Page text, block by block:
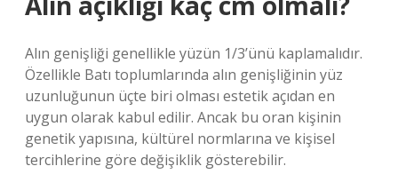
Alın genişliği genellikle yüzün 1/3’ünü kaplamalıdır.
Özellikle Batı toplumlarında alın genişliğinin yüz
uzunluğunun üçte biri olması estetik açıdan en
uygun olarak kabul edilir. Ancak bu oran kişinin
genetik yapısına, kültürel normlarına ve kişisel
tercihlerine göre değişiklik gösterebilir.